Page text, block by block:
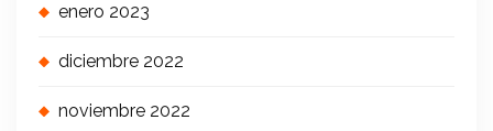
enero 2023
diciembre 2022
noviembre 2022